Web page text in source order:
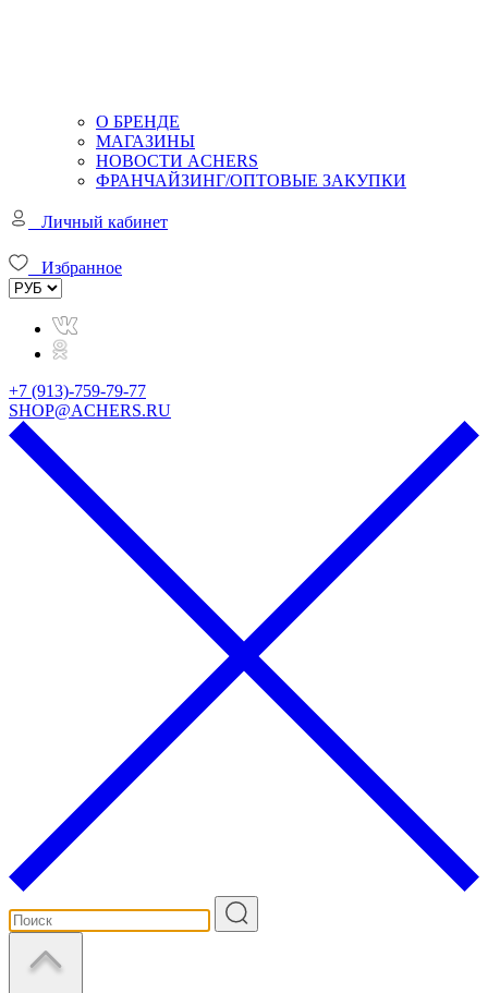
О БРЕНДЕ
МАГАЗИНЫ
НОВОСТИ ACHERS
ФРАНЧАЙЗИНГ/ОПТОВЫЕ ЗАКУПКИ
Личный кабинет
Избранное
+7 (913)-759-79-77
SHOP@ACHERS.RU